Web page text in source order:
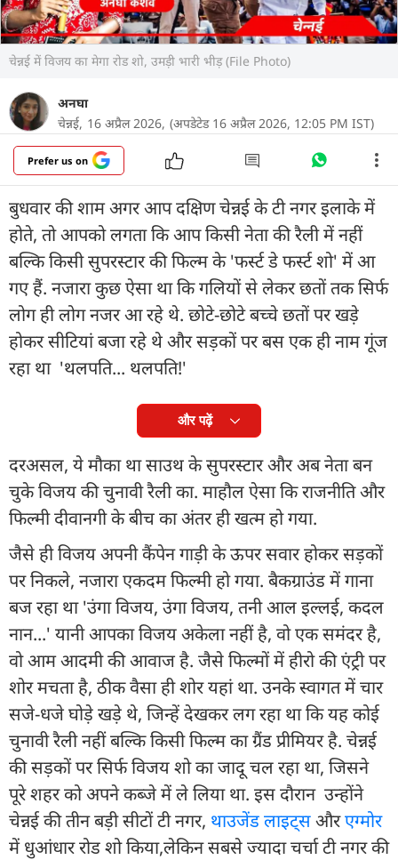
चेन्नई में विजय का मेगा रोड शो, उमड़ी भारी भीड़ (File Photo)
अनघा
चेन्नई, 16 अप्रैल 2026, (अपडेटेड 16 अप्रैल 2026, 12:05 PM IST)
Prefer us on
बुधवार की शाम अगर आप दक्षिण चेन्नई के टी नगर इलाके में
होते, तो आपको लगता कि आप किसी नेता की रैली में नहीं
बल्कि किसी सुपरस्टार की फिल्म के 'फर्स्ट डे फर्स्ट शो' में आ
गए हैं. नजारा कुछ ऐसा था कि गलियों से लेकर छतों तक सिर्फ
लोग ही लोग नजर आ रहे थे. छोटे-छोटे बच्चे छतों पर खड़े
होकर सीटियां बजा रहे थे और सड़कों पर बस एक ही नाम गूंज
रहा था 'थलपति... थलपति!'
और पढ़ें
दरअसल, ये मौका था साउथ के सुपरस्टार और अब नेता बन
चुके विजय की चुनावी रैली का. माहौल ऐसा कि राजनीति और
फिल्मी दीवानगी के बीच का अंतर ही खत्म हो गया.
जैसे ही विजय अपनी कैंपेन गाड़ी के ऊपर सवार होकर सड़कों
पर निकले, नजारा एकदम फिल्मी हो गया. बैकग्राउंड में गाना
बज रहा था 'उंगा विजय, उंगा विजय, तनी आल इल्लई, कदल
नान...' यानी आपका विजय अकेला नहीं है, वो एक समंदर है,
वो आम आदमी की आवाज है. जैसे फिल्मों में हीरो की एंट्री पर
शोर मचता है, ठीक वैसा ही शोर यहां था. उनके स्वागत में चार
सजे-धजे घोड़े खड़े थे, जिन्हें देखकर लग रहा था कि यह कोई
चुनावी रैली नहीं बल्कि किसी फिल्म का ग्रैंड प्रीमियर है. चेन्नई
की सड़कों पर सिर्फ विजय शो का जादू चल रहा था, जिसने
पूरे शहर को अपने कब्जे में ले लिया था. इस दौरान उन्होंने
चेन्नई की तीन बड़ी सीटों टी नगर, थाउजेंड लाइट्सऔरएग्मोर
में धुआंधार रोड शो किया,लेकिन सबसे ज्यादा चर्चा टी नगर की